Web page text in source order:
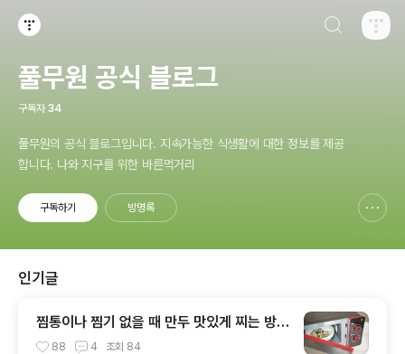
풀무원 공식 블로그
구독자 34
풀무원의 공식 블로그입니다. 지속가능한 식생활에 대한 정보를 제공
합니다. 나와 지구를 위한 바른먹거리
구독하기 방명록
인기글
찜통이나 찜기 없을 때 만두 맛있게 찌는 방법
~ 6가지!
88 4 조회 84